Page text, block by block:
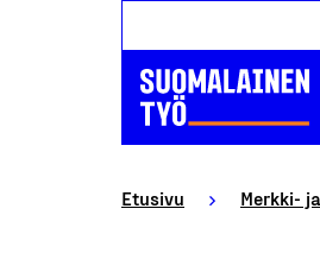
Etusivu Merkki-